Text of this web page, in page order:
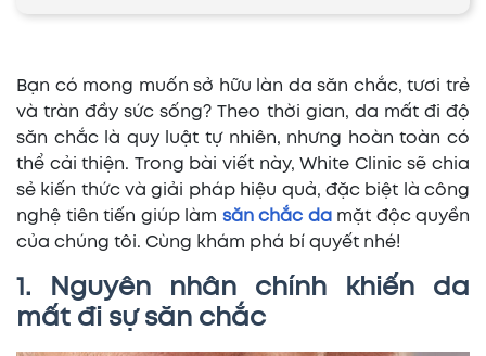
Bạn có mong muốn sở hữu làn da săn chắc, tươi trẻ
và tràn đầy sức sống? Theo thời gian, da mất đi độ
săn chắc là quy luật tự nhiên, nhưng hoàn toàn có
thể cải thiện. Trong bài viết này, White Clinic sẽ chia
sẻ kiến thức và giải pháp hiệu quả, đặc biệt là công
nghệ tiên tiến giúp làm săn chắc damặt độc quyền
của chúng tôi. Cùng khám phá bí quyết nhé!
1. Nguyên nhân chính khiến da
mất đi sự săn chắc